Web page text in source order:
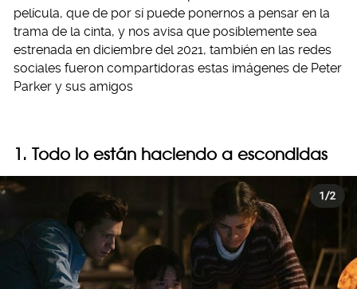
película, que de por sí puede ponernos a pensar en la
trama de la cinta, y nos avisa que posiblemente sea
estrenada en diciembre del 2021, también en las redes
sociales fueron compartidoras estas imágenes de Peter
Parker y sus amigos
1. Todo lo están haciendo a escondidas